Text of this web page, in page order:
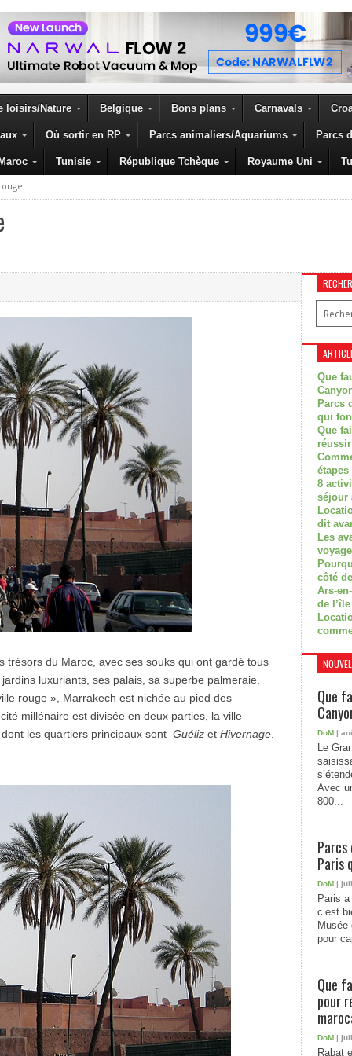
loisirs/Nature Belgique Bons plans Carnavals
Où sortir en RP Parcs animaliers/Aquariums Parcs
Tunisie République Tchèque Royaume Uni
trésors du Maroc, avec ses souks qui ont gardé tous
luxuriants, ses palais, sa superbe palmeraie.
rouge », Marrakech est nichée au pied des
millénaire est divisée en deux parties, la ville
les quartiers principaux sont Guéliz et Hivernage
Que
Parcs
qui
Que
8
séjour
dit
Les
côté
Ars-
de l’île
Que
DoM |
Le
Avec
800...
Paris
DoM |
Paris
c’est
Musée
pour
Que
pour
DoM |
Rabat